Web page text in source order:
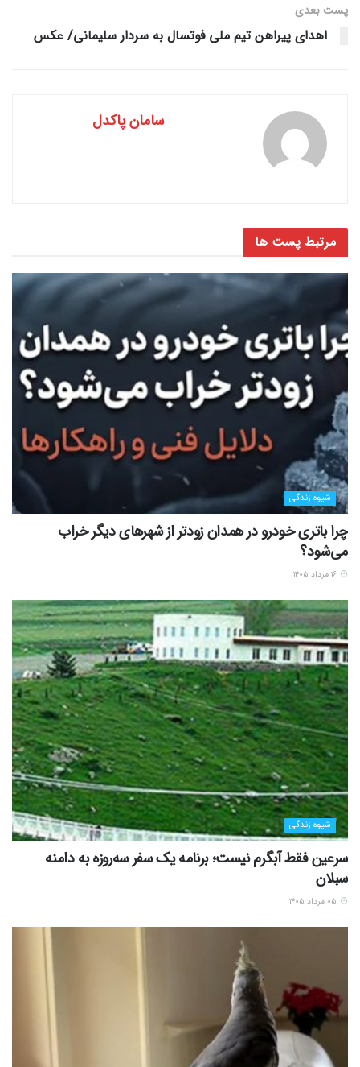
پست‌ بعدی
اهدای پیراهن تیم ملی فوتسال به سردار سلیمانی/ عکس
سامان پاکدل
مرتبط پست ها
شیوه زندگی
چرا باتری خودرو در همدان زودتر از شهرهای دیگر خراب
می‌شود؟
شیوه زندگی
سرعین فقط آبگرم نیست؛ برنامه یک سفر سه‌روزه به دامنه
سبلان